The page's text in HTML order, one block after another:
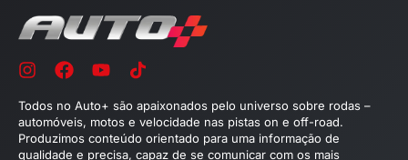
Todos no Auto+ são apaixonados pelo universo sobre rodas –
automóveis, motos e velocidade nas pistas on e off-road.
Produzimos conteúdo orientado para uma informação de
qualidade e precisa, capaz de se comunicar com os mais